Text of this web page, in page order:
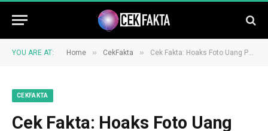
YOU ARE AT: Home » CekFakta » Cek Fakta: Hoaks Foto Uang Pecahan Rp 25 Ribu Bergambar Gus Dur
CEKFAKTA
Cek Fakta: Hoaks Foto Uang